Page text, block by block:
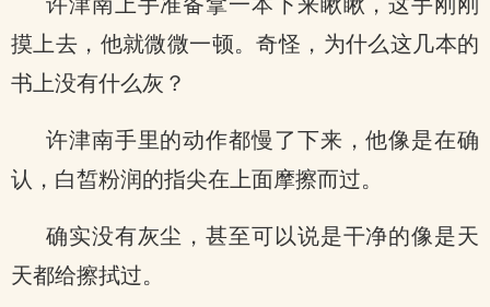
摸上去，他就微微一顿。奇怪，为什么这几本的
书上没有什么灰？
许津南手里的动作都慢了下来，他像是在确
认，白皙粉润的指尖在上面摩擦而过。
确实没有灰尘，甚至可以说是干净的像是天
天都给擦拭过。